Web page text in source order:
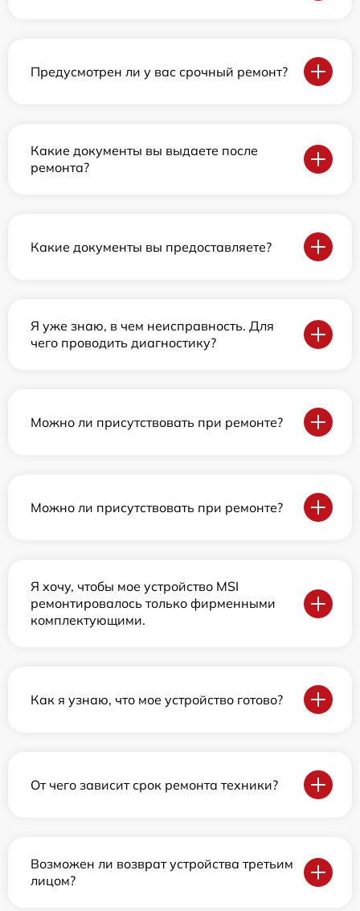
Предусмотрен ли у вас срочный ремонт?
Какие документы вы выдаете после
ремонта?
Какие документы вы предоставляете?
Я уже знаю, в чем неисправность. Для
чего проводить диагностику?
Можно ли присутствовать при ремонте?
Можно ли присутствовать при ремонте?
Я хочу, чтобы мое устройство MSI
ремонтировалось только фирменными
комплектующими.
Как я узнаю, что мое устройство готово?
От чего зависит срок ремонта техники?
Возможен ли возврат устройства третьим
лицом?